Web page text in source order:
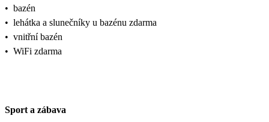
• bazén
• lehátka a slunečníky u bazénu zdarma
• vnitřní bazén
• WiFi zdarma
Sport a zábava